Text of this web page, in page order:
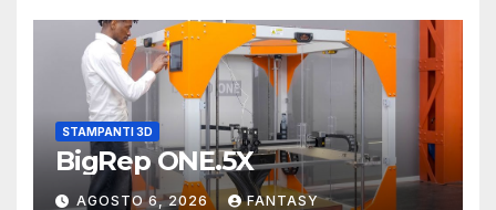
STAMPANTI 3D
BigRep ONE.5X
AGOSTO 6, 2026 FANTASY